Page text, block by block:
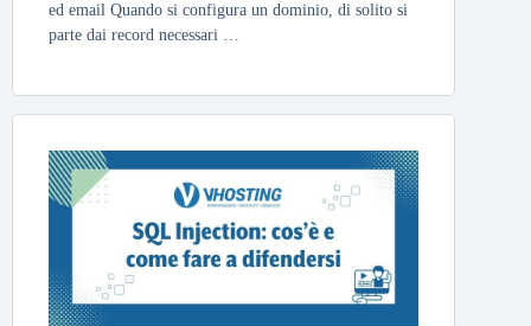
ed email Quando si configura un dominio, di solito si
parte dai record necessari …